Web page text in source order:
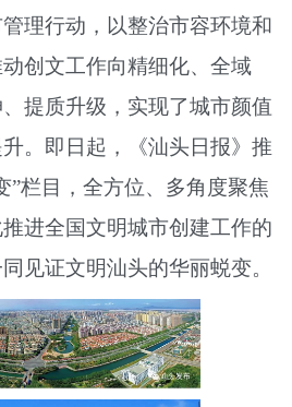
理行动，以整治市容环境和
创文工作向精细化、全域
提质升级，实现了城市颜值
。即日起，《汕头日报》推
”栏目，全方位、多角度聚焦
进全国文明城市创建工作的
见证文明汕头的华丽蜕变。